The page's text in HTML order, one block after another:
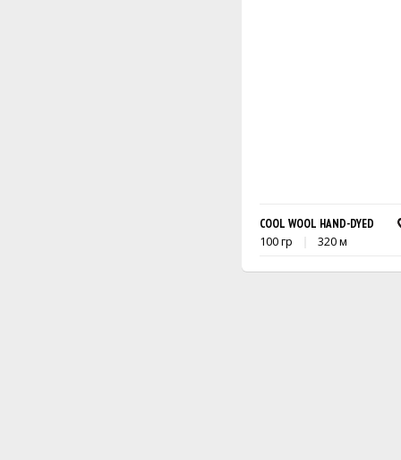
COOL WOOL HAND-DYED
100 гр 320 м